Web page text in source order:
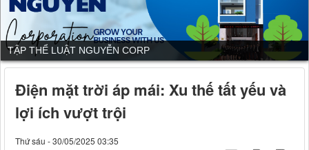
TẬP THỂ LUẬT NGUYỄN CORP
Điện mặt trời áp mái: Xu thế tất yếu và
lợi ích vượt trội
Thứ sáu - 30/05/2025 03:35